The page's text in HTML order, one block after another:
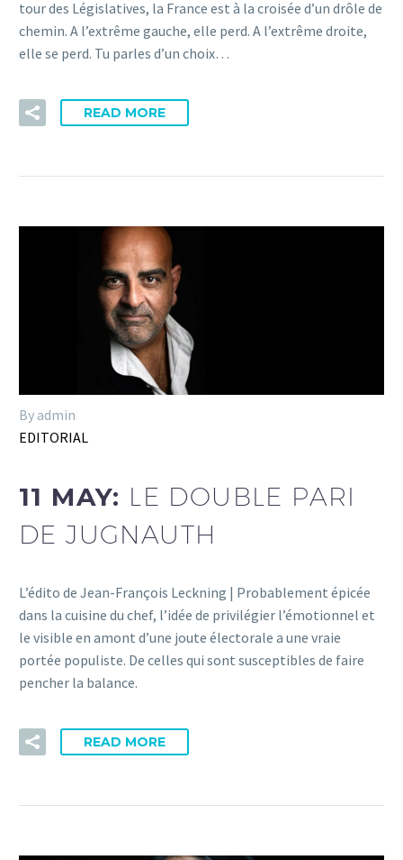
tour des Législatives, la France est à la croisée d’un drôle de
chemin. A l’extrême gauche, elle perd. A l’extrême droite,
elle se perd. Tu parles d’un choix…
READ MORE
By admin
EDITORIAL
11 MAY: LE DOUBLE PARI
DE JUGNAUTH
L’édito de Jean-François Leckning | Probablement épicée
dans la cuisine du chef, l’idée de privilégier l’émotionnel et
le visible en amont d’une joute électorale a une vraie
portée populiste. De celles qui sont susceptibles de faire
pencher la balance.
READ MORE